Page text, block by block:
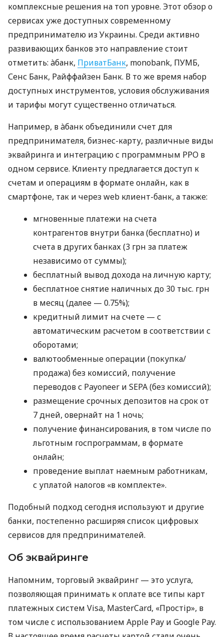
комплексные решения на топ уровне. Этот обзор о
сервисах уже доступных современному
предпринимателю из Украины. Среди активно
развивающих банков это направление стоит
отметить: àбанк, ПриватБанк, monobank, ПУМБ,
Сенс Банк, Райффайзен Банк. В то же время набор
доступных инструментов, условия обслуживания
и тарифы могут существенно отличаться.
Например, в àбанк объединили счет для
предпринимателя, бизнес-карту, различные виды
эквайринга и интеграцию с программным РРО в
одном сервисе. Клиенту предлагается доступ к
счетам и операциям в формате онлайн, как в
смартфоне, так и через web клиент-банк, а также:
мгновенные платежи на счета
контрагентов внутри банка (бесплатно) и
счета в других банках (3 грн за платеж
независимо от суммы);
бесплатный вывод дохода на личную карту;
бесплатное снятие наличных до 30 тыс. грн
в месяц (далее — 0.75%);
кредитный лимит на счете — с
автоматическим расчетом в соответствии с
оборотами;
валютообменные операции (покупка/
продажа) без комиссий, получение
переводов с Payoneer и SEPA (без комиссий);
размещение срочных депозитов на срок от
7 дней, овернайт на 1 ночь;
получение финансирования, в том числе по
льготным госпрограммам, в формате
онлайн;
проведение выплат наемным работникам,
с уплатой налогов «в комплекте».
Подобный подход сегодня используют и другие
банки, постепенно расширяя список цифровых
сервисов для предпринимателей.
Об эквайринге
Напомним, торговый эквайринг — это услуга,
позволяющая принимать к оплате все типы карт
платежных систем Visa, MasterCard, «Простір», в
том числе с использованием Apple Pay и Google Pay.